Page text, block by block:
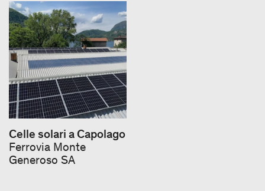
Celle solari a Capolago
Ferrovia Monte
Generoso SA